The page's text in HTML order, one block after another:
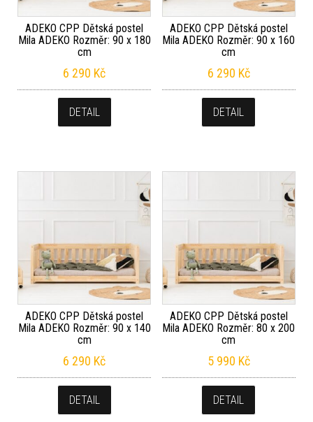
ADEKO CPP Dětská postel
Mila ADEKO Rozměr: 90 x 180
cm
6 290 Kč
DETAIL
ADEKO CPP Dětská postel
Mila ADEKO Rozměr: 90 x 160
cm
6 290 Kč
DETAIL
ADEKO CPP Dětská postel
Mila ADEKO Rozměr: 90 x 140
cm
6 290 Kč
DETAIL
ADEKO CPP Dětská postel
Mila ADEKO Rozměr: 80 x 200
cm
5 990 Kč
DETAIL